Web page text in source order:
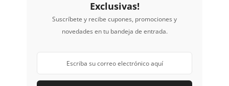
Exclusivas!
Suscríbete y recibe cupones, promociones y
novedades en tu bandeja de entrada.